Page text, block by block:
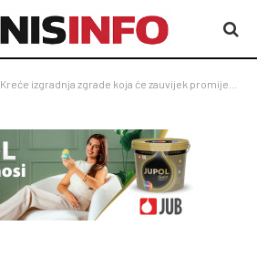
Kreće izgradnja zgrade koja će zauvijek promijeniti izgled Banjaluke